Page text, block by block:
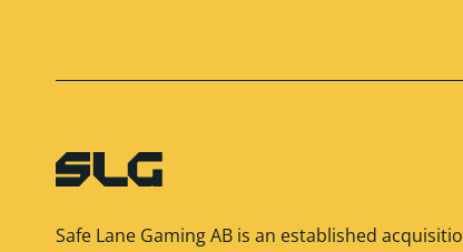
Safe Lane Gaming AB is an established